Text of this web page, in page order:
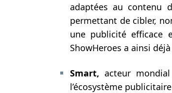
adaptées au contenu
permettant de cibler,
une publicité efficace
ShowHeroes a ainsi
Smart, acteur
l’écosystème